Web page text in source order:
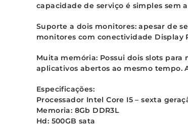
capacidade de serviço é simples sem
Suporte a dois monitores: apesar de
monitores com conectividade Display
Muita memória: Possui dois slots
aplicativos abertos ao mesmo tempo.
Especificações:
Processador Intel Core I5 – sexta
Memoria: 8Gb DDR3L
Hd: 500GB sata